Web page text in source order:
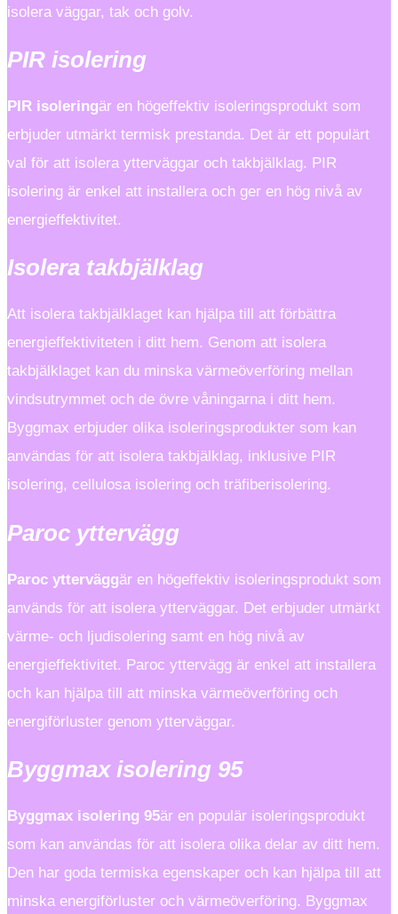
isolera väggar, tak och golv.
PIR isolering
PIR isoleringär en högeffektiv isoleringsprodukt som
erbjuder utmärkt termisk prestanda. Det är ett populärt
val för att isolera ytterväggar och takbjälklag. PIR
isolering är enkel att installera och ger en hög nivå av
energieffektivitet.
Isolera takbjälklag
Att isolera takbjälklaget kan hjälpa till att förbättra
energieffektiviteten i ditt hem. Genom att isolera
takbjälklaget kan du minska värmeöverföring mellan
vindsutrymmet och de övre våningarna i ditt hem.
Byggmax erbjuder olika isoleringsprodukter som kan
användas för att isolera takbjälklag, inklusive PIR
isolering, cellulosa isolering och träfiberisolering.
Paroc yttervägg
Paroc ytterväggär en högeffektiv isoleringsprodukt som
används för att isolera ytterväggar. Det erbjuder utmärkt
värme- och ljudisolering samt en hög nivå av
energieffektivitet. Paroc yttervägg är enkel att installera
och kan hjälpa till att minska värmeöverföring och
energiförluster genom ytterväggar.
Byggmax isolering 95
Byggmax isolering 95är en populär isoleringsprodukt
som kan användas för att isolera olika delar av ditt hem.
Den har goda termiska egenskaper och kan hjälpa till att
minska energiförluster och värmeöverföring. Byggmax